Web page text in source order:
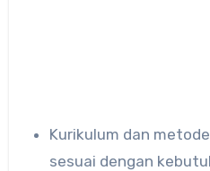
Kurikulum dan
sesuai dengan